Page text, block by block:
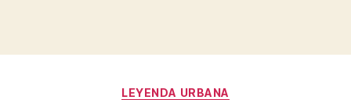
Categorías
LEYENDA URBANA